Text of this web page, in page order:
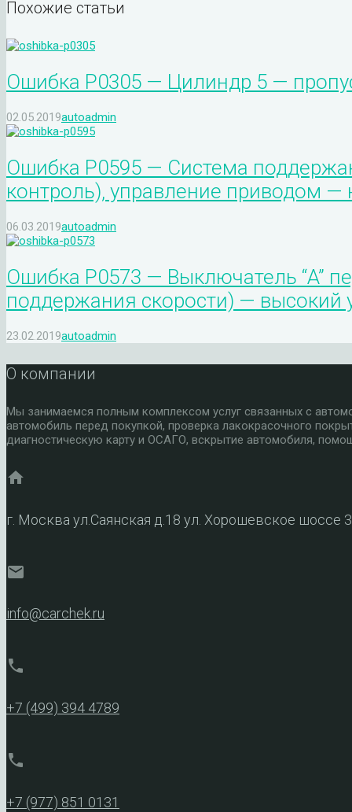
Похожие статьи
Ошибка P0305 — Цилиндр 5 —
02.05.2019autoadmin
Ошибка P0595 — Система
контроль), управление приводом —
06.03.2019autoadmin
Ошибка P0573 — Выключатель “A”
поддержания скорости) — высокий
23.02.2019autoadmin
О компании
Мы занимаемся полным комплексом услуг связанных с
автомобиль перед покупкой, проверка лакокрасочного
диагностическую карту и ОСАГО, вскрытие автомобиля,
home
г. Москва ул.Саянская д.18 ул. Хорошевское шоссе
mail
info@carchek.ru
phone
+7 (499) 394 4789
phone
+7 (977) 851 0131